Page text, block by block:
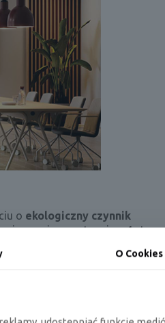
o ekologiczny czynnik
nawiew następuję z 4 stron.
O Cookies